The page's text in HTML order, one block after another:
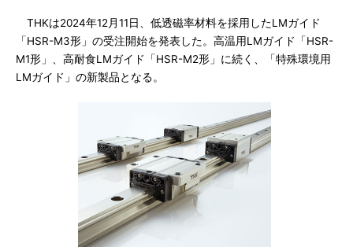
THKは2024年12月11日、低透磁率材料を採用したLMガイド
「HSR-M3形」の受注開始を発表した。高温用LMガイド「HSR-
M1形」、高耐食LMガイド「HSR-M2形」に続く、「特殊環境用
LMガイド」の新製品となる。